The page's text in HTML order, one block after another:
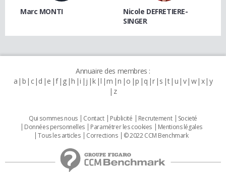
Marc MONTI
Nicole DEFRETIERE-
SINGER
Annuaire des membres :
a b c d e f g h i j k l m n o p q r s t u v w x y
z
Qui sommes nous Contact Publicité Recrutement
Societé
Données personnelles
Paramétrer les cookies
Mentions légales
Tous les articles
Corrections © 2022 CCM Benchmark